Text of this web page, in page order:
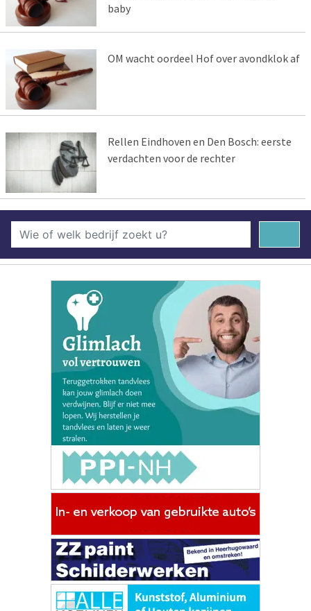
baby
OM wacht oordeel Hof over avondklok af
Rellen Eindhoven en Den Bosch: eerste
verdachten voor de rechter